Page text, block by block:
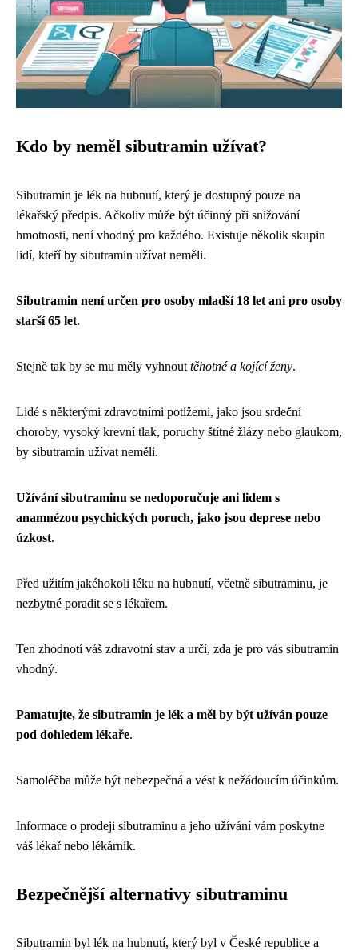
Kdo by neměl sibutramin užívat?
Sibutramin je lék na hubnutí, který je dostupný pouze na
lékařský předpis. Ačkoliv může být účinný při snižování
hmotnosti, není vhodný pro každého. Existuje několik skupin
lidí, kteří by sibutramin užívat neměli.
Sibutramin není určen pro osoby mladší 18 let ani pro osoby
starší 65 let.
Stejně tak by se mu měly vyhnout těhotné a kojící ženy.
Lidé s některými zdravotními potížemi, jako jsou srdeční
choroby, vysoký krevní tlak, poruchy štítné žlázy nebo glaukom,
by sibutramin užívat neměli.
Užívání sibutraminu se nedoporučuje ani lidem s
anamnézou psychických poruch, jako jsou deprese nebo
úzkost.
Před užitím jakéhokoli léku na hubnutí, včetně sibutraminu, je
nezbytné poradit se s lékařem.
Ten zhodnotí váš zdravotní stav a určí, zda je pro vás sibutramin
vhodný.
Pamatujte, že sibutramin je lék a měl by být užíván pouze
pod dohledem lékaře.
Samoléčba může být nebezpečná a vést k nežádoucím účinkům.
Informace o prodeji sibutraminu a jeho užívání vám poskytne
váš lékař nebo lékárník.
Bezpečnější alternativy sibutraminu
Sibutramin byl lék na hubnutí, který byl v České republice a